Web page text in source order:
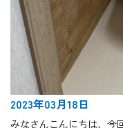
2023年03月18日
みなさんこんにちは、今